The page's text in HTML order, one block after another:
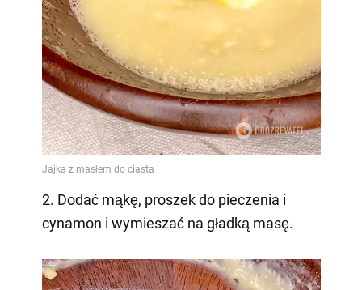
2. Dodać mąkę, proszek do pieczenia i
cynamon i wymieszać na gładką masę.